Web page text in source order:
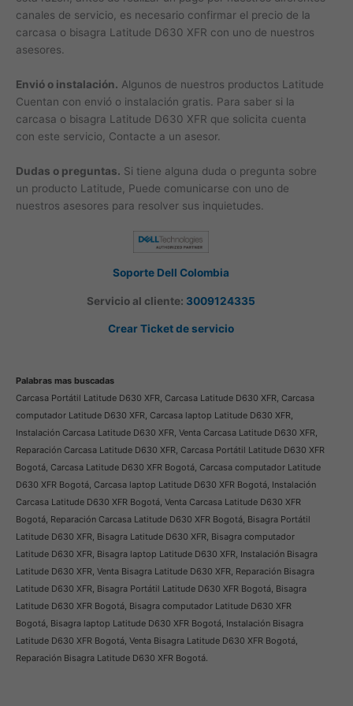
canales de servicio, es necesario confirmar el precio de la
carcasa o bisagra Latitude D630 XFR con uno de nuestros
asesores.
Envió o instalación. Algunos de nuestros productos Latitude
Cuentan con envió o instalación gratis. Para saber si la
carcasa o bisagra Latitude D630 XFR que solicita cuenta
con este servicio, Contacte a un asesor.
Dudas o preguntas. Si tiene alguna duda o pregunta sobre
un producto Latitude, Puede comunicarse con uno de
nuestros asesores para resolver sus inquietudes.
Soporte Dell Colombia
Servicio al cliente: 3009124335
Crear Ticket de servicio
Palabras mas buscadas
Carcasa Portátil Latitude D630 XFR, Carcasa Latitude D630 XFR, Carcasa
computador Latitude D630 XFR, Carcasa laptop Latitude D630 XFR,
Instalación Carcasa Latitude D630 XFR, Venta Carcasa Latitude D630 XFR,
Reparación Carcasa Latitude D630 XFR, Carcasa Portátil Latitude D630 XFR
Bogotá, Carcasa Latitude D630 XFR Bogotá, Carcasa computador Latitude
D630 XFR Bogotá, Carcasa laptop Latitude D630 XFR Bogotá, Instalación
Carcasa Latitude D630 XFR Bogotá, Venta Carcasa Latitude D630 XFR
Bogotá, Reparación Carcasa Latitude D630 XFR Bogotá, Bisagra Portátil
Latitude D630 XFR, Bisagra Latitude D630 XFR, Bisagra computador
Latitude D630 XFR, Bisagra laptop Latitude D630 XFR, Instalación Bisagra
Latitude D630 XFR, Venta Bisagra Latitude D630 XFR, Reparación Bisagra
Latitude D630 XFR, Bisagra Portátil Latitude D630 XFR Bogotá, Bisagra
Latitude D630 XFR Bogotá, Bisagra computador Latitude D630 XFR
Bogotá, Bisagra laptop Latitude D630 XFR Bogotá, Instalación Bisagra
Latitude D630 XFR Bogotá, Venta Bisagra Latitude D630 XFR Bogotá,
Reparación Bisagra Latitude D630 XFR Bogotá.